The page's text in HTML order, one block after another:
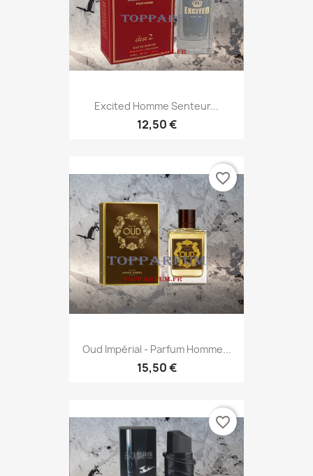
Excited Homme Senteur...
12,50 €
Oud Impérial - Parfum Homme...
15,50 €
favorite_border
favorite_border